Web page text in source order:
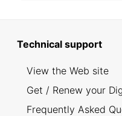
Technical support
View the Web site
Get / Renew your
Frequently Asked